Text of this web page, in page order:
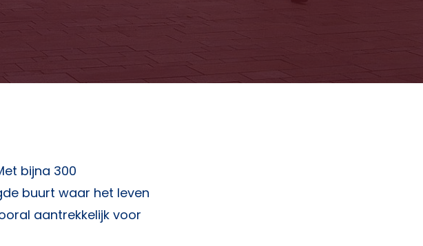
bijna 300
buurt waar het leven
aantrekkelijk voor